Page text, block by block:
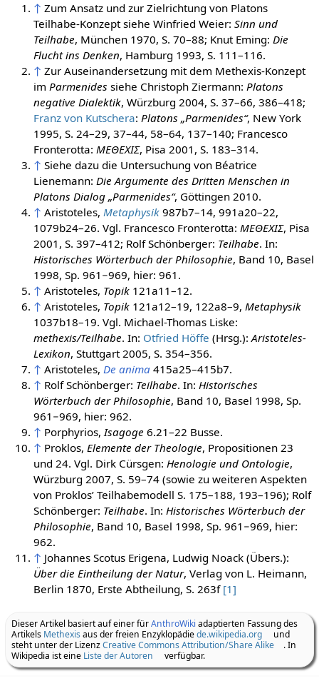
↑ Zum Ansatz und zur Zielrichtung von Platons
Teilhabe-Konzept siehe Winfried Weier: Sinn und
Teilhabe, München 1970, S. 70–88; Knut Eming: Die
Flucht ins Denken, Hamburg 1993, S. 111–116.
↑ Zur Auseinandersetzung mit dem Methexis-Konzept
im Parmenides siehe Christoph Ziermann: Platons
negative Dialektik, Würzburg 2004, S. 37–66, 386–418;
Franz von Kutschera: Platons „Parmenides“, New York
1995, S. 24–29, 37–44, 58–64, 137–140; Francesco
Fronterotta: ΜΕΘΕΧΙΣ, Pisa 2001, S. 183–314.
↑ Siehe dazu die Untersuchung von Béatrice
Lienemann: Die Argumente des Dritten Menschen in
Platons Dialog „Parmenides“, Göttingen 2010.
↑ Aristoteles, Metaphysik987b7–14, 991a20–22,
1079b24–26. Vgl. Francesco Fronterotta: ΜΕΘΕΧΙΣ, Pisa
2001, S. 397–412; Rolf Schönberger: Teilhabe. In:
Historisches Wörterbuch der Philosophie, Band 10, Basel
1998, Sp. 961−969, hier: 961.
↑ Aristoteles, Topik121a11–12.
↑ Aristoteles, Topik121a12–19, 122a8–9, Metaphysik
1037b18–19. Vgl. Michael-Thomas Liske:
methexis/Teilhabe. In: Otfried Höffe (Hrsg.):Aristoteles-
Lexikon, Stuttgart 2005, S. 354–356.
↑ Aristoteles, De anima415a25–415b7.
↑ Rolf Schönberger: Teilhabe. In: Historisches
Wörterbuch der Philosophie, Band 10, Basel 1998, Sp.
961−969, hier: 962.
↑ Porphyrios,Isagoge 6.21–22 Busse.
↑ Proklos, Elemente der Theologie, Propositionen 23
und 24. Vgl. Dirk Cürsgen: Henologie und Ontologie,
Würzburg 2007, S. 59–74 (sowie zu weiteren Aspekten
von Proklos’ Teilhabemodell S. 175–188, 193–196); Rolf
Schönberger: Teilhabe. In: Historisches Wörterbuch der
Philosophie, Band 10, Basel 1998, Sp. 961−969, hier:
962.
↑ Johannes Scotus Erigena, Ludwig Noack (Übers.):
Über die Eintheilung der Natur, Verlag von L. Heimann,
Berlin 1870, Erste Abtheilung, S. 263f [1]
Dieser Artikel basiert auf einer fürAnthroWiki adaptierten Fassung des
Artikels Methexisaus der freien Enzyklopädiede.wikipedia.org
und
steht unter der LizenzCreative Commons Attribution/Share Alike
. In
Wikipedia ist eine Liste der Autoren verfügbar.